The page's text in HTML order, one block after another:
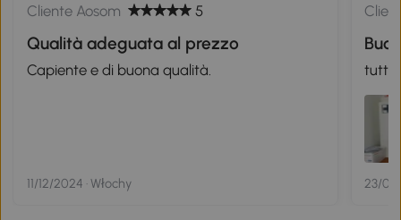
Cliente Aosom 5
Qualità adeguata al prezzo
Capiente e di buona qualità.
11/12/2024 · Włochy
tutto
23/01/